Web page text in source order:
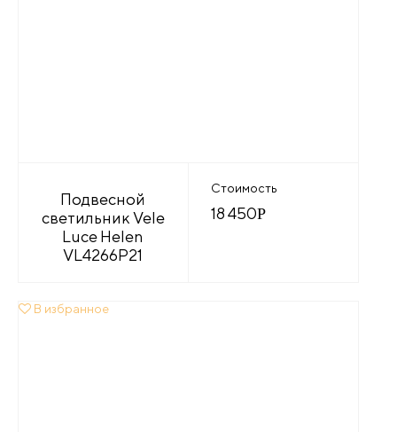
Подвесной
светильник Vele
Luce Helen
VL4266P21
Стоимость
18 450Р
В избранное